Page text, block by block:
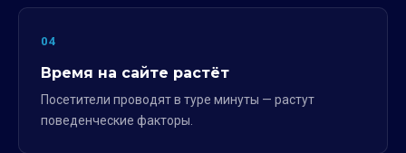
04
Время на сайте растёт
Посетители проводят в туре минуты — растут
поведенческие факторы.